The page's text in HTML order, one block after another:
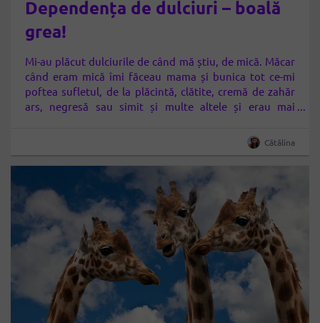
Dependența de dulciuri – boală
grea!
Mi-au plăcut dulciurile de când mă știu, de mică. Măcar
când eram mică îmi făceau mama și bunica tot ce-mi
poftea sufletul, de la plăcintă, clătite, cremă de zahăr
ars, negresă sau simit și multe altele și erau mai
gospodărie”: făina, laptele, oul etc. Și măcar că… Cătălina